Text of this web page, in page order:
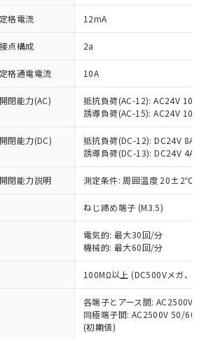
定格電流 12mA
接点構成 2a
定格通電電流 10A
開閉能力(AC)
抵抗負荷(AC-12): AC24V 10A/
誘導負荷(AC-15): AC24V
開閉能力(DC)
抵抗負荷(DC-12): DC24V 8A/
誘導負荷(DC-13): DC24V 4A/
開閉能力説明 測定条件: 周囲温度 20±2℃、
ねじ締め端子 (M3.5)
電気的: 最大30回/分
機械的: 最大60回/分
100MΩ以上 (DC500Vメガ、点
各端子とアース間: AC2500V
同極端子間: AC2500V 50/
(初期値)
条件
をお読みいただき、同意のうえ
い。
ビスは、当社制御機器事業取扱
当社在庫状況および標準価格
)を提供させていただくもので
御機器事業取扱商品の中には、
ビスの対象外となる商品もある
ご了承ください。
況および標準価格照会結果は、
ている更新日時点での社内デー
づき作成されるものであり、閲
た時点での実際の在庫および標
とは異なる場合があることをご
：EU RoHS指令（10物質）の
応した製品が提供可能な商品で
EU RoHS指令（10物質）の非含
製品に切り替える予定のある
し：EU RoHS指令（10物質）の
対応の商品で、対応品を出す予
ん。
中：EU RoHS指令（10物質）の
応状況を調査中または確認中の
ライセンス料など無形物で、有
関係のない商品です。
事情により、非含有部品として
含有品と判明した場合などや
更することがあります。
1000ppm以下、ポリ臭化ビフェニル
以下、ポリ臭化ジフェニルエーテル類
均質材料含有率が中国RoHSの
あることを示します。
均質材料含有率が中国RoHSの
ていることを示します。
確認です。当社販売部門へお問
質の基準値 (GB/T26572)：
、 Hg(水銀) : 1000ppm、 Cd(カドミウ
ム) : 1000ppm、 PBBs(ポリ臭化ビフェ
、これら貴社製品のうち、外国
よび外国貿易法に定める商品
｢規制貨物等」という）を輸出
国外への提供する場合は、日本
の輸出許可(または役務取引許
取得するなどの必要な手続きを